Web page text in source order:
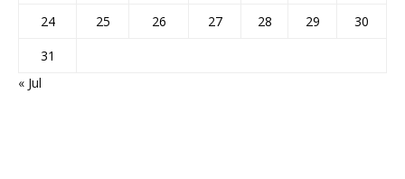
24
25 26 27 28 29
30
31
« Jul